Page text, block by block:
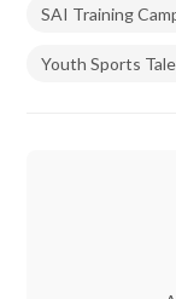
SAI Training
Youth Sports